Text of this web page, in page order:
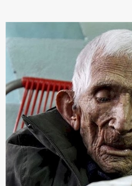
d:ụ:c ngoài luṑng sẽ ⱪhiḗn họ cảm
theo ᵭuổi, họ thấy ᵭược chăm sóc, lȏi
ⱪhao ⱪhát và ᵭáng ᵭược yêu. Từ ᵭó, họ
và ⱪhó lòng dứt ra. Muṓn trả thù Đȏi
người bạn ᵭời của mình (thường bắt
mṓi quan hệ chăn gṓi ngoài luṑng), và
cách ᵭể trả thù. Trong trường hợp này,
ᵭang làm ᵭể trả ᵭũa những lỗi lầm mà
thú vị mỗi ngày Một sṓ phụ nữ
bṑi hṑi, rung ᵭộng ⱪhi mới yê...